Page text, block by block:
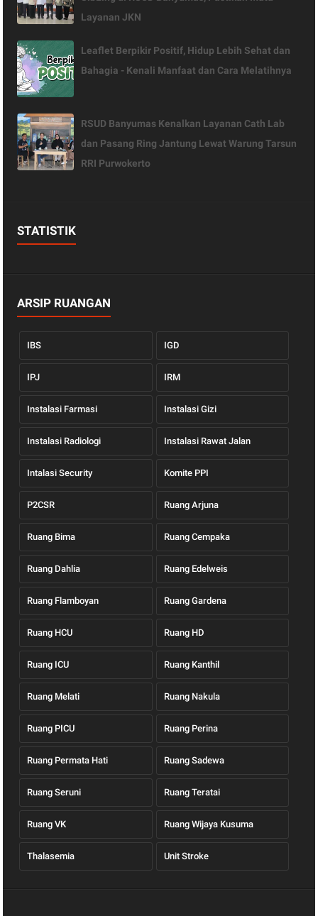
Layanan JKN
Leaflet Berpikir Positif, Hidup Lebih Sehat dan
Bahagia - Kenali Manfaat dan Cara Melatihnya
RSUD Banyumas Kenalkan Layanan Cath Lab
dan Pasang Ring Jantung Lewat Warung Tarsun
RRI Purwokerto
STATISTIK
ARSIP RUANGAN
IBS IGD
IPJ IRM
Instalasi Farmasi Instalasi Gizi
Instalasi Radiologi Instalasi Rawat Jalan
Intalasi Security Komite PPI
P2CSR Ruang Arjuna
Ruang Bima Ruang Cempaka
Ruang Dahlia Ruang Edelweis
Ruang Flamboyan Ruang Gardena
Ruang HCU Ruang HD
Ruang ICU Ruang Kanthil
Ruang Melati Ruang Nakula
Ruang PICU Ruang Perina
Ruang Permata Hati Ruang Sadewa
Ruang Seruni Ruang Teratai
Ruang VK Ruang Wijaya Kusuma
Thalasemia Unit Stroke